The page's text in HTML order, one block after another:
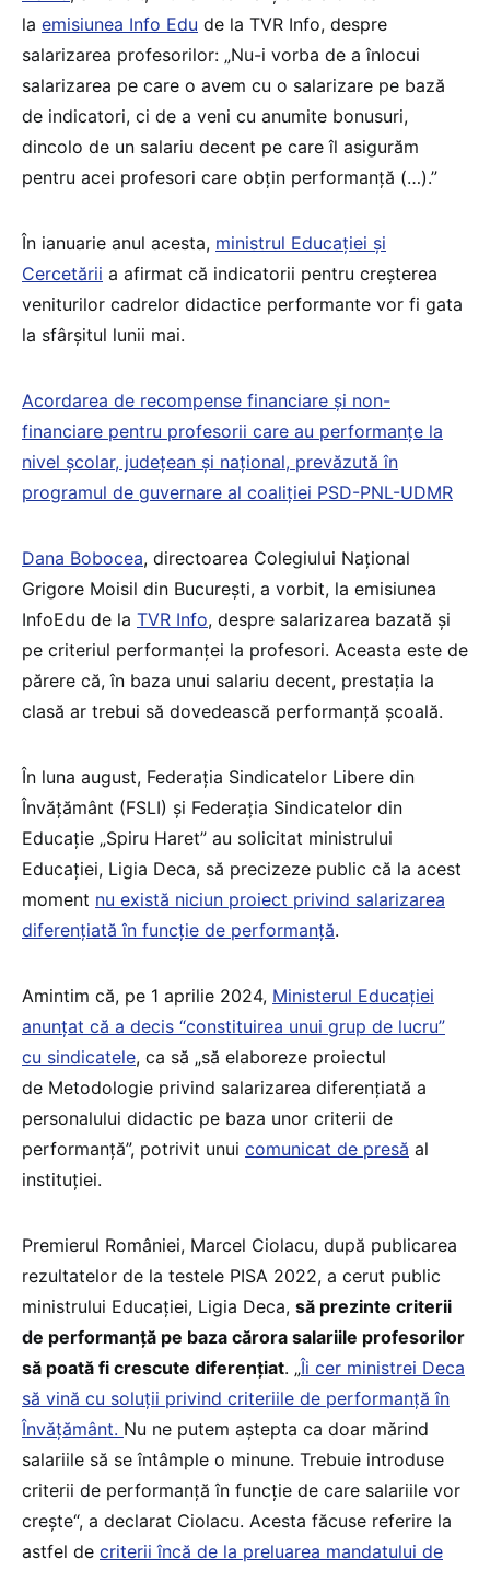
la emisiunea Info Edu de la TVR Info, despre
salarizarea profesorilor: „Nu-i vorba de a înlocui
salarizarea pe care o avem cu o salarizare pe bază
de indicatori, ci de a veni cu anumite bonusuri,
dincolo de un salariu decent pe care îl asigurăm
pentru acei profesori care obțin performanță (…).”
În ianuarie anul acesta, ministrul Educației și
Cercetării a afirmat că indicatorii pentru creșterea
veniturilor cadrelor didactice performante vor fi gata
la sfârșitul lunii mai.
Acordarea de recompense financiare și non-
financiare pentru profesorii care au performanțe la
nivel școlar, județean și național, prevăzută în
programul de guvernare al coaliției PSD-PNL-UDMR
Dana Bobocea, directoarea Colegiului Național
Grigore Moisil din București, a vorbit, la emisiunea
InfoEdu de la TVR Info, despre salarizarea bazată și
pe criteriul performanței la profesori. Aceasta este de
părere că, în baza unui salariu decent, prestația la
clasă ar trebui să dovedească performanță școală.
În luna august, Federația Sindicatelor Libere din
Învățământ (FSLI) și Federația Sindicatelor din
Educație „Spiru Haret” au solicitat ministrului
Educației, Ligia Deca, să precizeze public că la acest
moment nu există niciun proiect privind salarizarea
diferențiată în funcție de performanță.
Amintim că, pe 1 aprilie 2024, Ministerul Educației
anunțat că a decis “constituirea unui grup de lucru”
cu sindicatele, ca să „să elaboreze proiectul
de Metodologie privind salarizarea diferențiată a
personalului didactic pe baza unor criterii de
performanță”, potrivit unui comunicat de presă al
instituției.
Premierul României, Marcel Ciolacu, după publicarea
rezultatelor de la testele PISA 2022, a cerut public
ministrului Educației, Ligia Deca, să prezinte criterii
de performanță pe baza cărora salariile profesorilor
să poată fi crescute diferențiat. „Îi cer ministrei Deca
să vină cu soluții privind criteriile de performanță în
Învățământ. Nu ne putem aștepta ca doar mărind
salariile să se întâmple o minune. Trebuie introduse
criterii de performanță în funcție de care salariile vor
crește“, a declarat Ciolacu. Acesta făcuse referire la
astfel de criterii încă de la preluarea mandatului de